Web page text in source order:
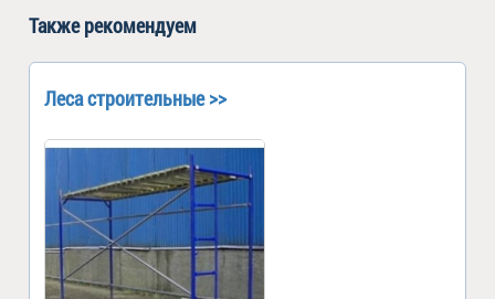
Также рекомендуем
Леса строительные >>